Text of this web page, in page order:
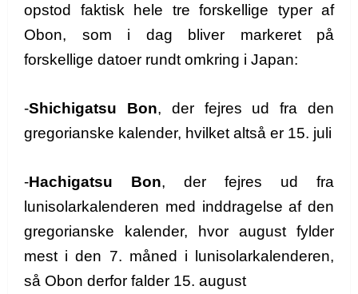
opstod faktisk hele tre forskellige typer af
Obon, som i dag bliver markeret på
forskellige datoer rundt omkring i Japan:
-Shichigatsu Bon, der fejres ud fra den
gregorianske kalender, hvilket altså er 15. juli
-Hachigatsu Bon, der fejres ud fra
lunisolarkalenderen med inddragelse af den
gregorianske kalender, hvor august fylder
mest i den 7. måned i lunisolarkalenderen,
så Obon derfor falder 15. august